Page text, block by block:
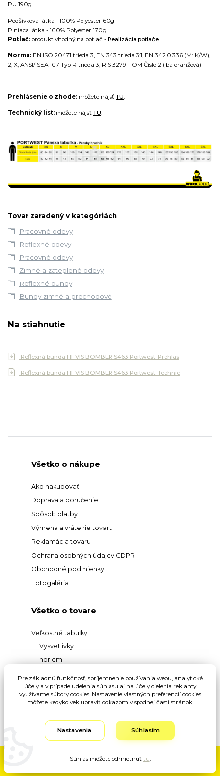
PU 190g
Podšívková látka - 100% Polyester 60g
Plniaca látka - 100% Polyester 170g
Potlač: produkt vhodný na potlač - Realizácia potlače
Norma: EN ISO 20471 trieda 3, EN 343 trieda 3:1, EN 342 0.336 (M².K/W),
2, X, ANSI/ISEA 107 Typ R trieda 3, RIS 3279-TOM Číslo 2 (iba oranžová)
Prehlásenie o zhode: môžete nájsť TU.
Technický list: môžete nájsť TU.
Tovar zaradený v kategóriách
Pracovné odevy
Reflexné odevy
Pracovné odevy
Zimné a zateplené odevy
Reflexné bundy
Bundy zimné a prechodové
Na stiahnutie
Reflexná bunda HI-VIS BOMBER S463 Portwest-Prehlas
Reflexná bunda HI-VIS BOMBER S463 Portwest-Technic
Všetko o nákupe
Ako nakupovať
Doprava a doručenie
Spôsob platby
Výmena a vrátenie tovaru
Reklamácia tovaru
Ochrana osobných údajov GDPR
Obchodné podmienky
Fotogaléria
Všetko o tovare
Veľkostné tabuľky
Vysvetlivky
noriem
materiálov
Vysvetlivky pojmov
Eshop-rychlo.sk
Pre základnú funkčnosť, spríjemnenie používania webu, analytické
účely a v prípade udelenia súhlasu aj na účely cielenia reklamy
využívame súbory cookies. Nastavenie vlastných preferencií cookies
môžete kedykoľvek upraviť odkazom v spodnej časti stránok.
Nastavenia Súhlasím
Súhlas môžete odmietnuť tu.